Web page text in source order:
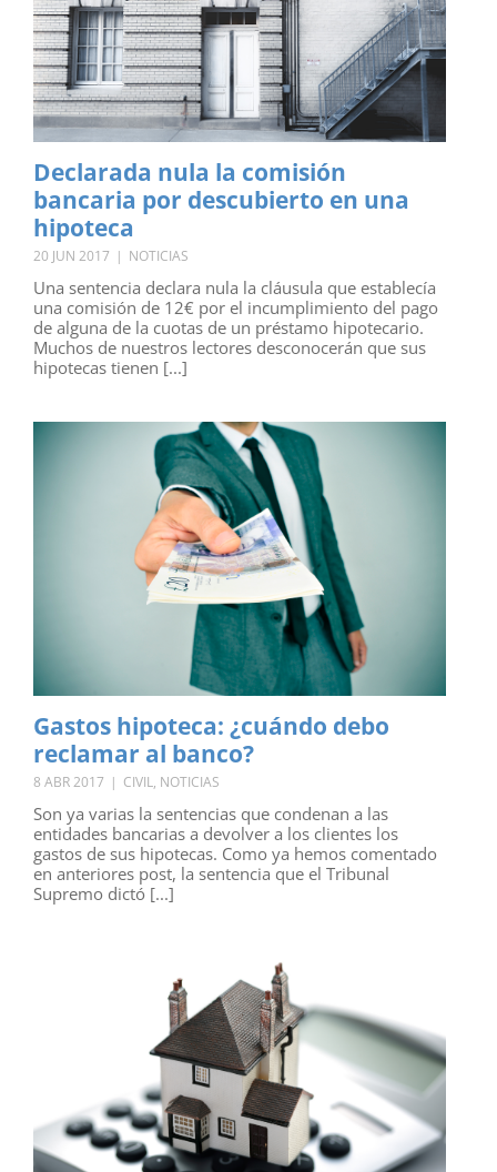
Declarada nula la comisión
bancaria por descubierto en una
hipoteca
20 JUN 2017 | NOTICIAS
Una sentencia declara nula la cláusula que establecía
una comisión de 12€ por el incumplimiento del pago
de alguna de la cuotas de un préstamo hipotecario.
Muchos de nuestros lectores desconocerán que sus
hipotecas tienen [...]
Gastos hipoteca: ¿cuándo debo
reclamar al banco?
8 ABR 2017 | CIVIL, NOTICIAS
Son ya varias la sentencias que condenan a las
entidades bancarias a devolver a los clientes los
gastos de sus hipotecas. Como ya hemos comentado
en anteriores post, la sentencia que el Tribunal
Supremo dictó [...]